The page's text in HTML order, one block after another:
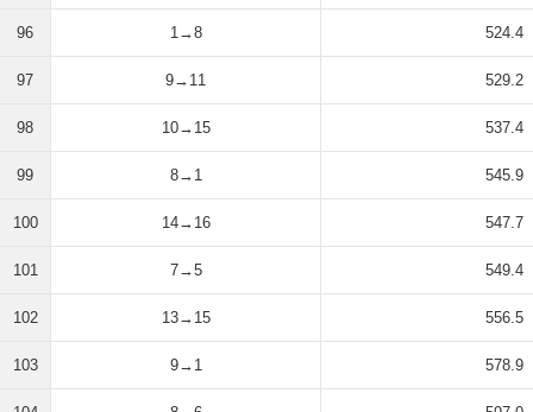
96 1→8 524.4
97 9→11 529.2
98 10→15 537.4
99 8→1 545.9
100 14→16 547.7
101 7→5 549.4
102 13→15 556.5
103 9→1 578.9